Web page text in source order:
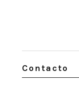
Contacto